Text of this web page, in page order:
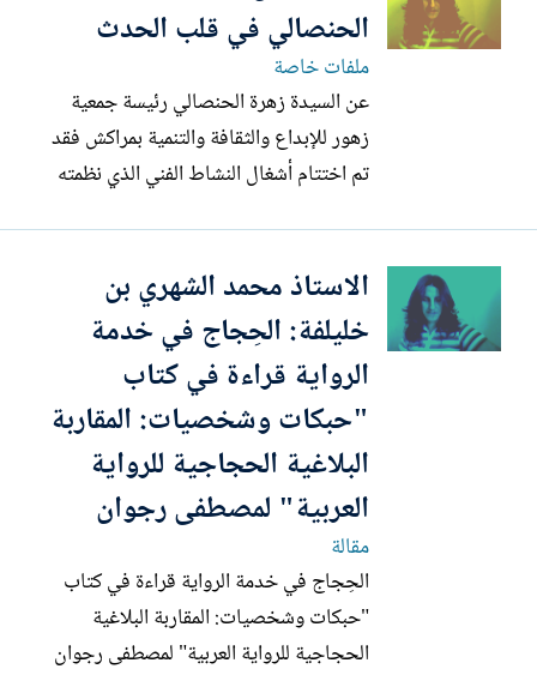
بالكلية. وتناولت الأطروحة موضوعا علميا
وجماليا موسوما...
الحنصالي في قلب الحدث
ملفات خاصة
عن السيدة زهرة الحنصالي رئيسة جمعية
زهور للإبداع والثقافة والتنمية بمراكش فقد
تم اختتام أشغال النشاط الفني الذي نظمته
بمراكش وذلك بمناسبة الذكرى الخمسينية
للمسيرة الخضراء المجيدة وعيد الوحدة
الوطنية وعيد الاستقلال المجيد...
الاستاذ محمد الشهري بن
خليلفة: الحِجاج في خدمة
الرواية قراءة في كتاب
"حبكات وشخصيات: المقاربة
البلاغية الحجاجية للرواية
العربية" لمصطفى رجوان
مقالة
الحِجاج في خدمة الرواية قراءة في كتاب
"حبكات وشخصيات: المقاربة البلاغية
الحجاجية للرواية العربية" لمصطفى رجوان